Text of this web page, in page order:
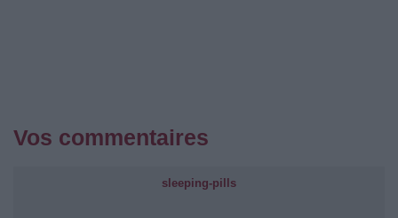
Vos commentaires
sleeping-pills